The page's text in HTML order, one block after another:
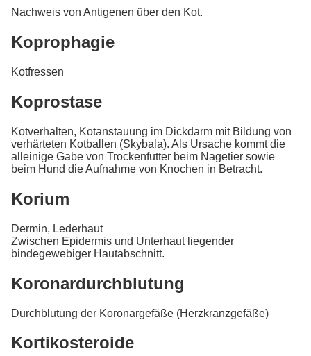
Nachweis von Antigenen über den Kot.
Koprophagie
Kotfressen
Koprostase
Kotverhalten, Kotanstauung im Dickdarm mit Bildung von
verhärteten Kotballen (Skybala). Als Ursache kommt die
alleinige Gabe von Trockenfutter beim Nagetier sowie
beim Hund die Aufnahme von Knochen in Betracht.
Korium
Dermin, Lederhaut
Zwischen Epidermis und Unterhaut liegender
bindegewebiger Hautabschnitt.
Koronardurchblutung
Durchblutung der Koronargefäße (Herzkranzgefäße)
Kortikosteroide